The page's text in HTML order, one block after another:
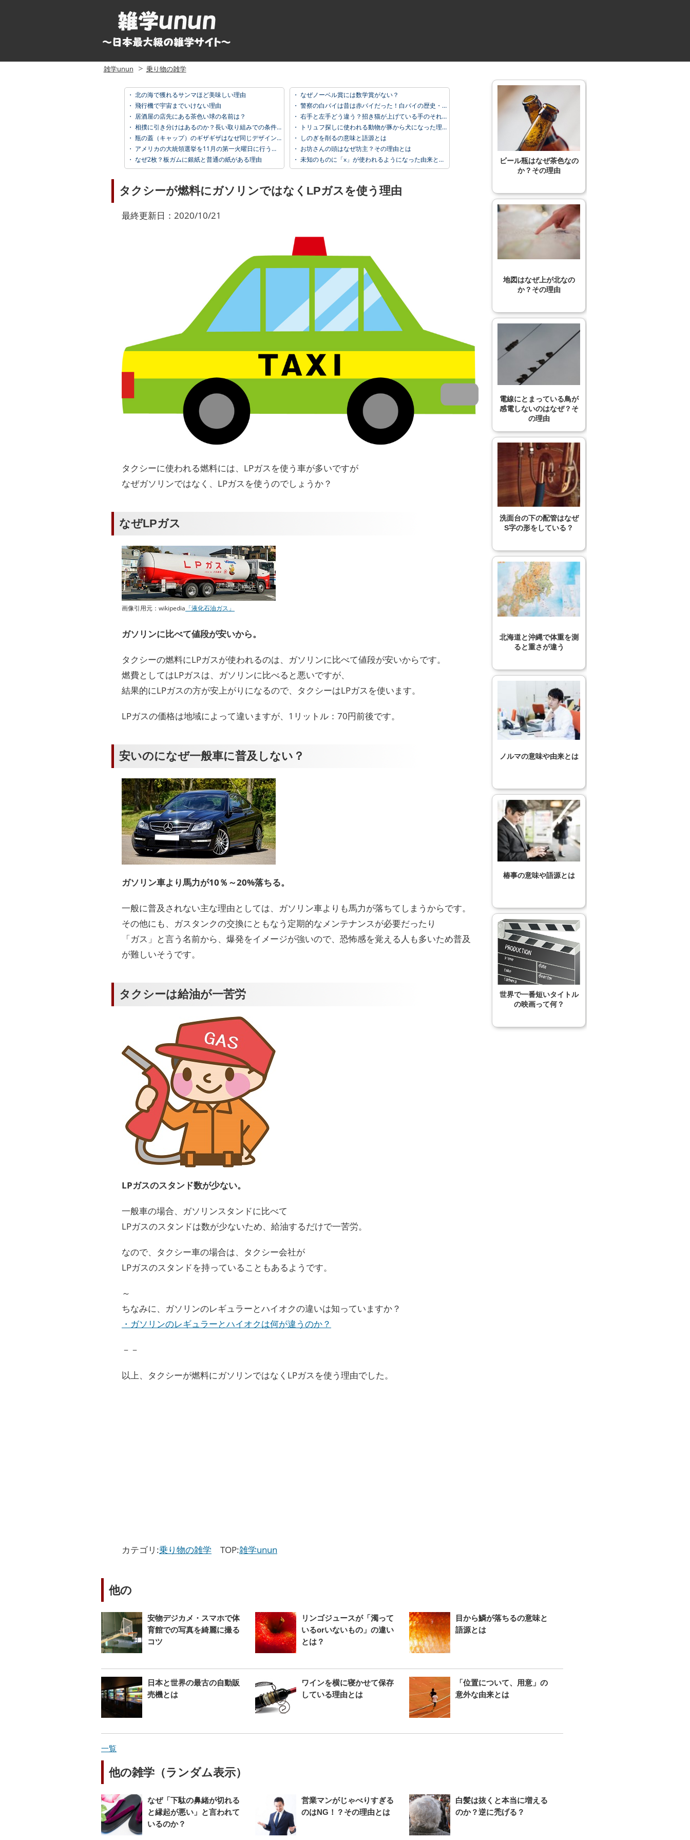
雑学unun 乗り物の雑学
・ 北の海で獲れるサンマほど美味しい理由
・ 飛行機で宇宙までいけない理由
・ 居酒屋の店先にある茶色い球の名前は？
・ 相撲に引き分けはあるのか？長い取り組みでの条件は？
・ 瓶の蓋（キャップ）のギザギザはなぜ同じデザイン？
・ アメリカの大統領選挙を11月の第一火曜日に行う理由とは？
・ なぜ2枚？板ガムに銀紙と普通の紙がある理由
・ なぜノーベル賞には数学賞がない？
・ 警察の白バイは昔は赤バイだった！白バイの歴史・由来を知ろう！
・ 右手と左手どう違う？招き猫が上げている手のそれぞれの意味とは
・
トリュフ探しに使われる動物が豚から犬になった理由
・ しのぎを削るの意味と語源とは
・ お坊さんの頭はなぜ坊主？その理由とは
・ 未知のものに「x」が使われるようになった由来とは？
タクシーが燃料にガソリンではなくLPガスを使う理由
最終更新日：2020/10/21
タクシーに使われる燃料には、LPガスを使う車が多いですが
なぜガソリンではなく、LPガスを使うのでしょうか？
なぜLPガス
画像引用元：wikipedia 「液化石油ガス」
ガソリンに比べて値段が安いから。
タクシーの燃料にLPガスが使われるのは、ガソリンに比べて値段が安いからです。
燃費としてはLPガスは、ガソリンに比べると悪いですが、
結果的にLPガスの方が安上がりになるので、タクシーはLPガスを使います。
LPガスの価格は地域によって違いますが、1リットル：70円前後です。
安いのになぜ一般車に普及しない？
ガソリン車より馬力が10％～20%落ちる。
一般に普及されない主な理由としては、ガソリン車よりも馬力が落ちてしまうからです。
その他にも、ガスタンクの交換にともなう定期的なメンテナンスが必要だったり
「ガス」と言う名前から、爆発をイメージが強いので、恐怖感を覚える人も多いため普及
が難しいそうです。
タクシーは給油が一苦労
LPガスのスタンド数が少ない。
一般車の場合、ガソリンスタンドに比べて
LPガスのスタンドは数が少ないため、給油するだけで一苦労。
なので、タクシー車の場合は、タクシー会社が
LPガスのスタンドを持っていることもあるようです。
～
ちなみに、ガソリンのレギュラーとハイオクの違いは知っていますか？
・ガソリンのレギュラーとハイオクは何が違うのか？
－－
以上、タクシーが燃料にガソリンではなくLPガスを使う理由でした。
カテゴリ:乗り物の雑学 TOP:雑学unun
ビール瓶はなぜ茶色なの
か？その理由
地図はなぜ上が北なの
か？その理由
電線にとまっている鳥が
感電しないのはなぜ？そ
の理由
洗面台の下の配管はなぜ
S字の形をしている？
北海道と沖縄で体重を測
ると重さが違う
ノルマの意味や由来とは
椿事の意味や語源とは
世界で一番短いタイトル
の映画って何？
他の
安物デジカメ・スマホで体
育館での写真を綺麗に撮る
コツ
リンゴジュースが「濁って
いるorいないもの」の違い
とは？
目から鱗が落ちるの意味と
語源とは
日本と世界の最古の自動販
売機とは
ワインを横に寝かせて保存
している理由とは
「位置について、用意」の
意外な由来とは
一覧
他の雑学（ランダム表示）
なぜ「下駄の鼻緒が切れる
と縁起が悪い」と言われて
いるのか？
営業マンがじゃべりすぎる
のはNG！？その理由とは
白髪は抜くと本当に増える
のか？逆に禿げる？